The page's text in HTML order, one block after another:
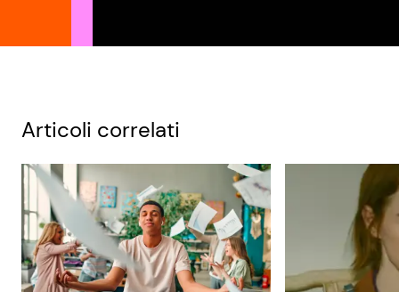
Articoli correlati